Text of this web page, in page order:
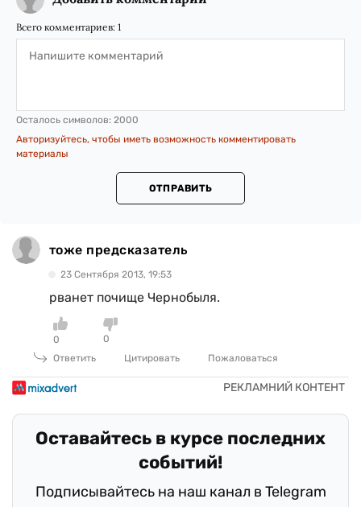
Всего комментариев: 1
Осталось символов: 2000
Авторизуйтесь, чтобы иметь возможность комментировать
материалы
ОТПРАВИТЬ
тоже предсказатель
23 Сентября 2013, 19:53
рванет почище Чернобыля.
0
0
Ответить
Цитировать Пожаловаться
Оставайтесь в курсе последних
событий!
Подписывайтесь на наш канал в Telegram